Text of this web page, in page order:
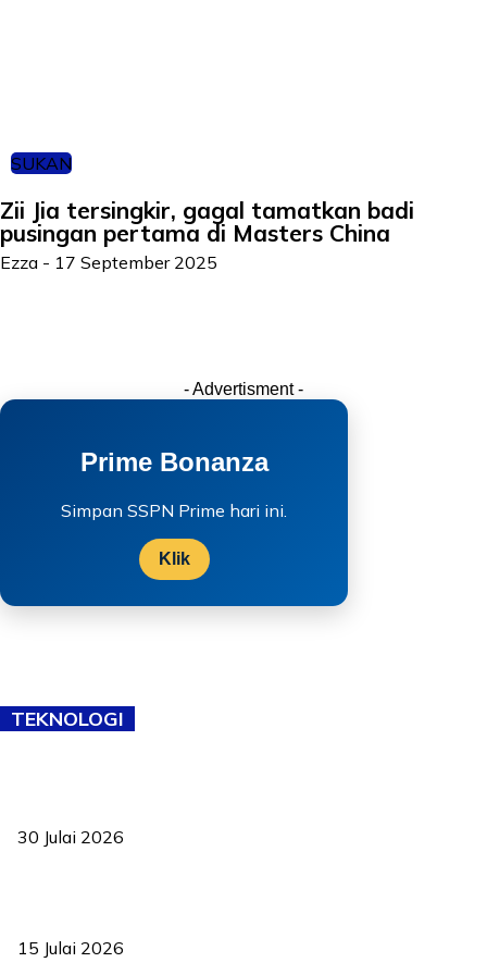
SUKAN
Zii Jia tersingkir, gagal tamatkan badi
pusingan pertama di Masters China
Ezza - 17 September 2025
- Advertisment -
Prime Bonanza
Simpan SSPN Prime hari ini.
Klik
TEKNOLOGI
30 Julai 2026
15 Julai 2026